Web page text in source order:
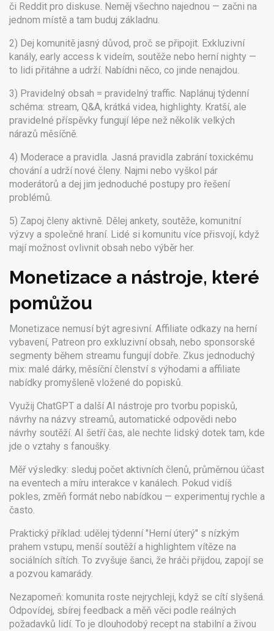
či Reddit pro diskuse. Neměj všechno najednou — začni na
jednom místě a tam buduj základnu.
2) Dej komunitě jasný důvod, proč se připojit. Exkluzivní
kanály, early access k videím, soutěže nebo herní nighty —
to lidi přitáhne a udrží. Nabídni něco, co jinde nenajdou.
3) Pravidelný obsah = pravidelný traffic. Naplánuj týdenní
schéma: stream, Q&A, krátká videa, highlighty. Kratší, ale
pravidelné příspěvky fungují lépe než několik velkých
nárazů měsíčně.
4) Moderace a pravidla. Jasná pravidla zabrání toxickému
chování a udrží nové členy. Najmi nebo vyškol pár
moderátorů a dej jim jednoduché postupy pro řešení
problémů.
5) Zapoj členy aktivně. Dělej ankety, soutěže, komunitní
výzvy a společné hraní. Lidé si komunitu více přisvojí, když
mají možnost ovlivnit obsah nebo výběr her.
Monetizace a nástroje, které
pomůžou
Monetizace nemusí být agresivní. Affiliate odkazy na herní
vybavení, Patreon pro exkluzivní obsah, nebo sponsorské
segmenty během streamu fungují dobře. Zkus jednoduchý
mix: malé dárky, měsíční členství s výhodami a affiliate
nabídky promyšleně vložené do popisků.
Využij ChatGPT a další AI nástroje pro tvorbu popisků,
návrhy na názvy streamů, automatické odpovědi nebo
návrhy soutěží. AI šetří čas, ale nechte lidský dotek tam, kde
jde o vztahy s fanoušky.
Měř výsledky: sleduj počet aktivních členů, průměrnou účast
na eventech a míru interakce v kanálech. Pokud vidíš
pokles, změň formát nebo nabídkou — experimentuj rychle a
často.
Praktický příklad: udělej týdenní "Herní úterý" s nízkým
prahem vstupu, menší soutěží a highlightem vítěze na
sociálních sítích. To zvyšuje šanci, že hráči přijdou, zapojí se
a pozvou kamarády.
Nezapomeň: komunita roste nejrychleji, když se cítí slyšená.
Odpovídej, sbírej feedback a měň věci podle reálných
požadavků lidí. To je dlouhodobý recept na stabilní a živou